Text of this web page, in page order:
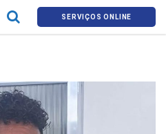
SERVIÇOS ONLINE